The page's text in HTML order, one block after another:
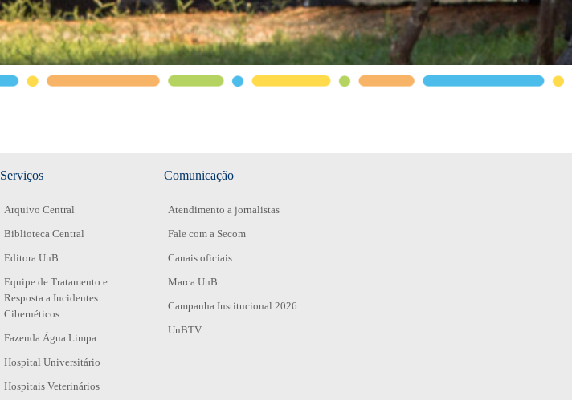
Serviços
Arquivo Central
Biblioteca Central
Editora UnB
Equipe de Tratamento e
Resposta a Incidentes
Cibernéticos
Fazenda Água Limpa
Hospital Universitário
Hospitais Veterinários
Comunicação
Atendimento a jornalistas
Fale com a Secom
Canais oficiais
Marca UnB
Campanha Institucional 2026
UnBTV